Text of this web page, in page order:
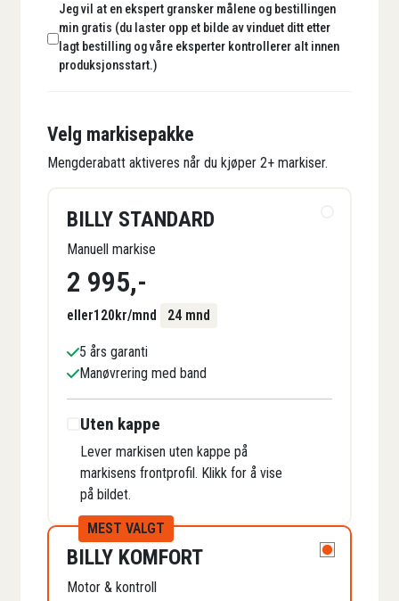
Jeg vil at en ekspert gransker målene og bestillingen
min gratis (du laster opp et bilde av vinduet ditt etter
lagt bestilling og våre eksperter kontrollerer alt innen
produksjonsstart.)
Velg markisepakke
Mengderabatt aktiveres når du kjøper 2+ markiser.
BILLY STANDARD
Manuell markise
2 995,-
eller120kr/mnd 24 mnd
5 års garanti
Manøvrering med band
Uten kappe
Lever markisen uten kappe på
markisens frontprofil. Klikk for å vise
på bildet.
MEST VALGT
BILLY KOMFORT
Motor & kontroll